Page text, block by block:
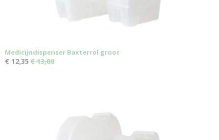
Medicijndispenser Baxterrol groot
€ 12,35 € 13,00